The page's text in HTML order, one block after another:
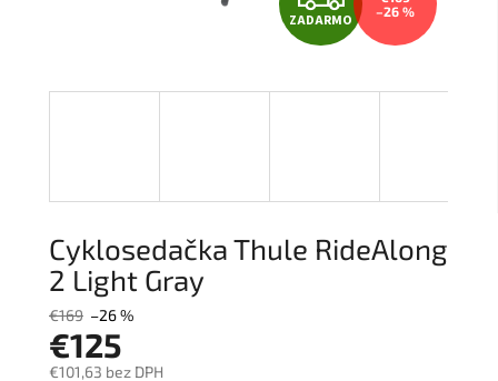
A
D
M
O
ZADARMO
–26 %
Cyklosedačka Thule RideAlong
2 Light Gray
€169 –26 %
€125
€101,63 bez DPH